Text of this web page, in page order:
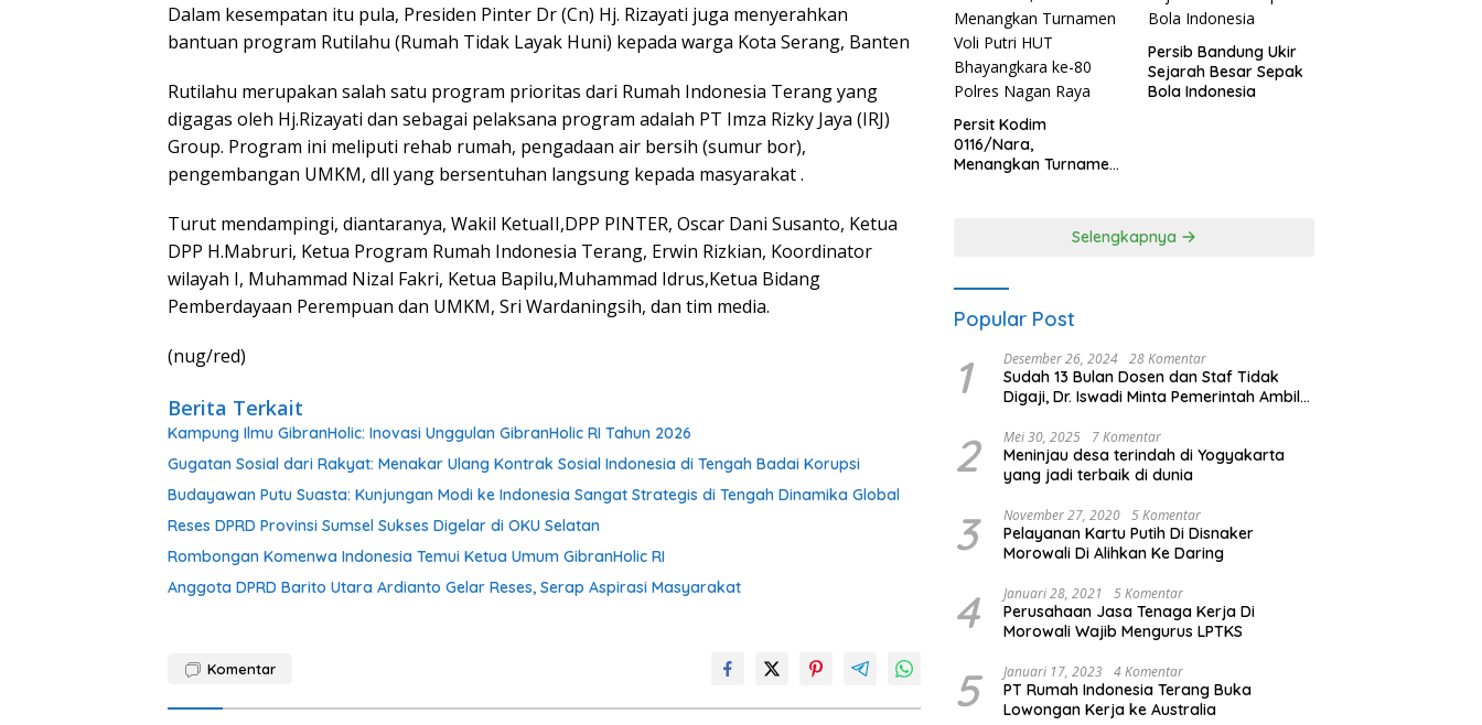
Dalam kesempatan itu pula, Presiden Pinter Dr (Cn) Hj. Rizayati juga menyerahkan
bantuan program Rutilahu (Rumah Tidak Layak Huni) kepada warga Kota Serang, Banten
Rutilahu merupakan salah satu program prioritas dari Rumah Indonesia Terang yang
digagas oleh Hj.Rizayati dan sebagai pelaksana program adalah PT Imza Rizky Jaya (IRJ)
Group. Program ini meliputi rehab rumah, pengadaan air bersih (sumur bor),
pengembangan UMKM, dll yang bersentuhan langsung kepada masyarakat .
Turut mendampingi, diantaranya, Wakil KetuaII,DPP PINTER, Oscar Dani Susanto, Ketua
DPP H.Mabruri, Ketua Program Rumah Indonesia Terang, Erwin Rizkian, Koordinator
wilayah I, Muhammad Nizal Fakri, Ketua Bapilu,Muhammad Idrus,Ketua Bidang
Pemberdayaan Perempuan dan UMKM, Sri Wardaningsih, dan tim media.
(nug/red)
Berita Terkait
Kampung Ilmu GibranHolic: Inovasi Unggulan GibranHolic RI Tahun 2026
Gugatan Sosial dari Rakyat: Menakar Ulang Kontrak Sosial Indonesia di Tengah Badai Korupsi
Budayawan Putu Suasta: Kunjungan Modi ke Indonesia Sangat Strategis di Tengah Dinamika Global
Reses DPRD Provinsi Sumsel Sukses Digelar di OKU Selatan
Rombongan Komenwa Indonesia Temui Ketua Umum GibranHolic RI
Anggota DPRD Barito Utara Ardianto Gelar Reses, Serap Aspirasi Masyarakat
Komentar
Persit Kodim
0116/Nara,
Menangkan Turnamen
Persib Bandung Ukir
Sejarah Besar Sepak
Bola Indonesia
Selengkapnya
Popular Post
1 Desember 26, 2024 28 Komentar
Sudah 13 Bulan Dosen dan Staf Tidak
Digaji, Dr. Iswadi Minta Pemerintah Ambil
2 Mei 30, 2025 7 Komentar
Meninjau desa terindah di Yogyakarta
yang jadi terbaik di dunia
3 November 27, 2020 5 Komentar
Pelayanan Kartu Putih Di Disnaker
Morowali Di Alihkan Ke Daring
4 Januari 28, 2021 5 Komentar
Perusahaan Jasa Tenaga Kerja Di
Morowali Wajib Mengurus LPTKS
5 Januari 17, 2023 4 Komentar
PT Rumah Indonesia Terang Buka
Lowongan Kerja ke Australia